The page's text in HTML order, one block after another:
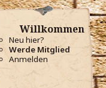
Willkommen
Neu hier?
Werde Mitglied
Anmelden